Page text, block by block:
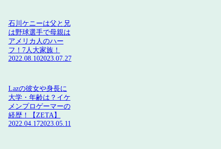
石川ケニーは父と兄
は野球選手で母親は
アメリカ人のハー
フ！7人大家族！
2022.08.102023.07.27
Lazの彼女や身長に
大学・年齢は？イケ
メンプロゲーマーの
経歴！【ZETA】
2022.04.172023.05.11